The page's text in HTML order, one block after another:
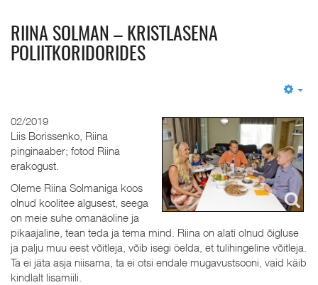
RIINA SOLMAN – KRISTLASENA
POLIITKORIDORIDES
02/2019
Liis Borissenko, Riina
pinginaaber; fotod Riina
erakogust.
Oleme Riina Solmaniga koos
olnud koolitee algusest, seega
on meie suhe omanäoline ja
pikaajaline, tean teda ja tema mind. Riina on alati olnud õigluse
ja palju muu eest võitleja, võib isegi öelda, et tulihingeline võitleja.
Ta ei jäta asja niisama, ta ei otsi endale mugavustsooni, vaid käib
kindlalt lisamiili.